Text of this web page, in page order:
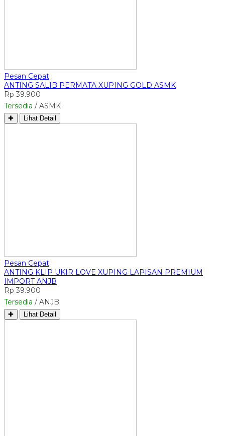
Pesan Cepat
ANTING SALIB PERMATA XUPING GOLD ASMK
Rp 39.900
Tersedia / ASMK
✚ Lihat Detail
Pesan Cepat
ANTING KLIP UKIR LOVE XUPING LAPISAN PREMIUM
IMPORT ANJB
Rp 39.900
Tersedia / ANJB
✚ Lihat Detail